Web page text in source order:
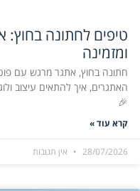
טיפים לחתונה בחוץ:
ומזמינה
חתונה בחוץ, אתגר מרגש עם
האתגרים, איך להתאים עיצוב
🎉
קרא עוד »
28/07/2026 אין תגובות